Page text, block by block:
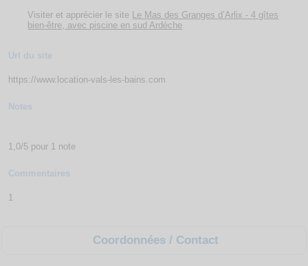
Visiter et apprécier le site Le Mas des Granges d’Arlix - 4 gîtes
bien-être, avec piscine en sud Ardèche
Url du site
https://www.location-vals-les-bains.com
Notes
1,0/5 pour 1 note
Commentaires
1
Coordonnées / Contact